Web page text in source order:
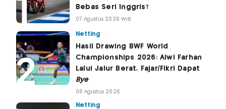
Bebas Seri Inggris?
07 Agustus 2026 WIB
Netting
Hasil Drawing BWF World
Championships 2026: Alwi Farhan
Lalui Jalur Berat, Fajar/Fikri Dapat
Bye
06 Agustus 2026
Netting